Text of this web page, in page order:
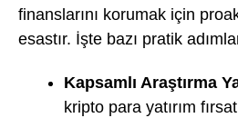
finanslarını korumak için
esastır. İşte bazı pratik
Kapsamlı Araştırma
kripto para yatırım